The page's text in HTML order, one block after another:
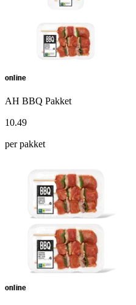
online
AH BBQ Pakket
10.49
per pakket
online